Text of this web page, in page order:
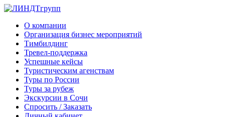
О компании
Организация бизнес мероприятий
Тимбилдинг
Тревел-поддержка
Успешные кейсы
Туристическим агенствам
Туры по России
Туры за рубеж
Экскурсии в Сочи
Спросить / Заказать